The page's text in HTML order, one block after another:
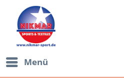
Menü